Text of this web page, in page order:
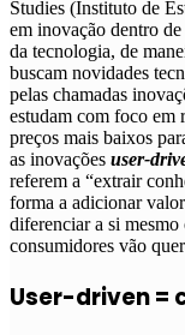
Studies (Instituto de
em inovação dentro
da tecnologia, de
buscam novidades
pelas chamadas
estudam com foco em
preços mais baixos
as inovações user-
referem a “extrair
forma a adicionar
diferenciar a si
consumidores vão
User-driven =